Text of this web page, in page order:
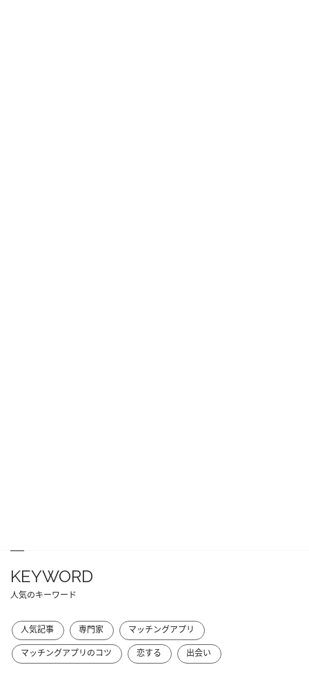
KEYWORD
人気のキーワード
人気記事 専門家
マッチングアプリ
マッチングアプリのコツ
恋する 出会い